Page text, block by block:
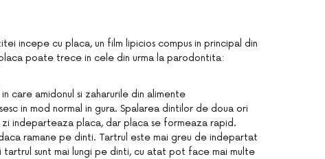
incepe cu placa, un film lipicios compus in principal din
poate trece in cele din urma la parodontita:
care amidonul si zaharurile din alimente
in mod normal in gura. Spalarea dintilor de doua ori
indeparteaza placa, dar placa se formeaza rapid.
ramane pe dinti. Tartrul este mai greu de indepartat
sunt mai lungi pe dinti, cu atat pot face mai multe